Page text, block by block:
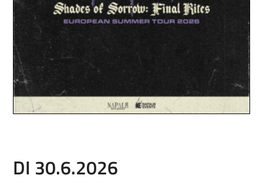
DI 30.6.2026